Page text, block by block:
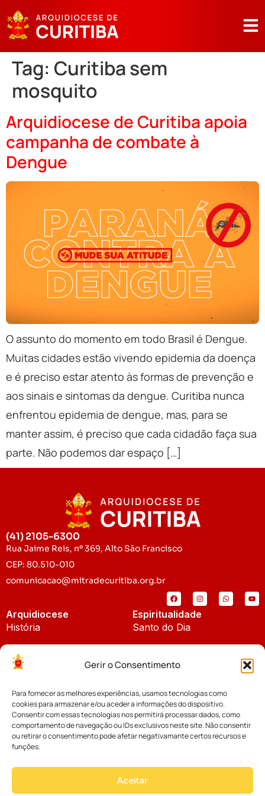
Gerir o Consentimento
Para fornecer as melhores experiências, usamos tecnologias como
cookies para armazenar e/ou aceder a informações do dispositivo.
Consentir com essas tecnologias nos permitirá processar dados, como
comportamento de navegação ou IDs exclusivos neste site. Não consentir
ou retirar o consentimento pode afetar negativamante certos recursos e
funções.
Aceitar
Tag: Curitiba sem
mosquito
Arquidiocese de Curitiba apoia
campanha de combate à
Dengue
O assunto do momento em todo Brasil é Dengue.
Muitas cidades estão vivendo epidemia da doença
e é preciso estar atento às formas de prevenção e
aos sinais e sintomas da dengue. Curitiba nunca
enfrentou epidemia de dengue, mas, para se
manter assim, é preciso que cada cidadão faça sua
parte. Não podemos dar espaço […]
(41) 2105-6300
Rua Jaime Reis, nº 369, Alto São Francisco
CEP: 80.510-010
comunicacao@mitradecuritiba.org.br
Arquidiocese
História
Padroeira
Espiritualidade
Santo do Dia
Notícias
Notícias da Arquidiocese
Notícias Cáritas
Palavra dos Bispos
Cúria Diocesana
Fundo Diocesano
Vicariatos da Educação